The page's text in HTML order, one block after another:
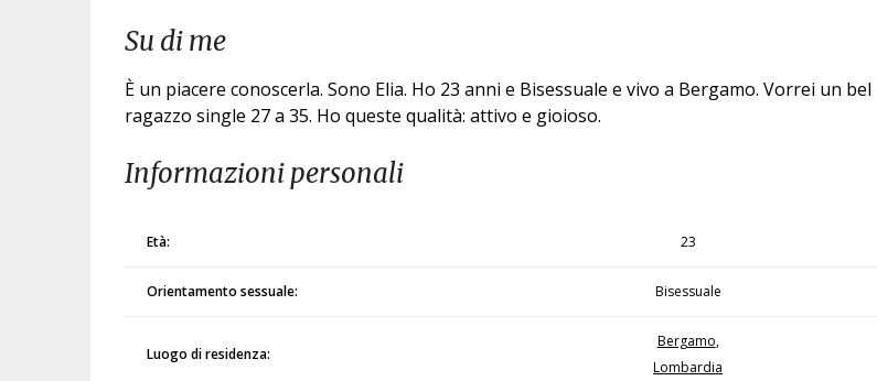
Su di me
È un piacere conoscerla. Sono Elia. Ho 23 anni e Bisessuale e vivo a Bergamo. Vorrei un bel
ragazzo single 27 a 35. Ho queste qualità: attivo e gioioso.
Informazioni personali
Età: 23
Orientamento sessuale: Bisessuale
Luogo di residenza:
Bergamo,
Lombardia